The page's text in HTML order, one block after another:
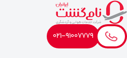
021-91007779